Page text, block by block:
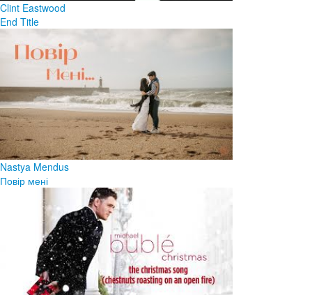
Clint Eastwood
End Title
Nastya Mendus
Повір мені